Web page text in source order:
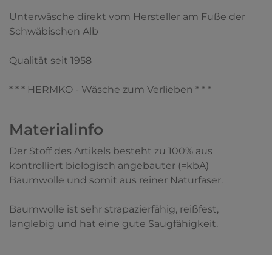
Unterwäsche direkt vom Hersteller am Fuße der
Schwäbischen Alb
Qualität seit 1958
* * * HERMKO - Wäsche zum Verlieben * * *
Materialinfo
Der Stoff des Artikels besteht zu 100% aus
kontrolliert biologisch angebauter (=kbA)
Baumwolle und somit aus reiner Naturfaser.
Baumwolle ist sehr strapazierfähig, reißfest,
langlebig und hat eine gute Saugfähigkeit.